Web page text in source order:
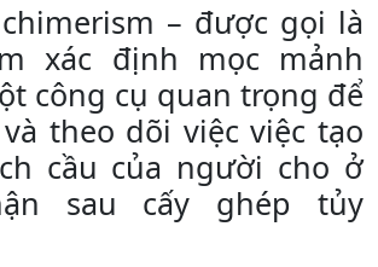
– được gọi là
xác định mọc mảnh
công cụ quan trọng để
theo dõi việc việc tạo
cầu của người cho ở
sau cấy ghép tủy